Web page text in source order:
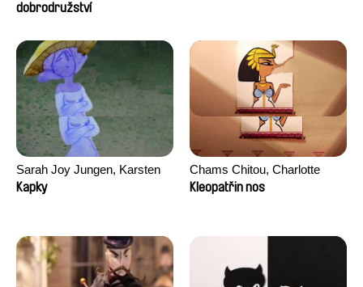
dobrodružství
Sarah Joy Jungen, Karsten
Kjærulf-Hoop
Kapky
Chams Chitou, Charlotte
Lebreton, Lucie Loiseau,
Razafindralambo, Aymeric
Anthony Trefleze
Kleopatřin nos